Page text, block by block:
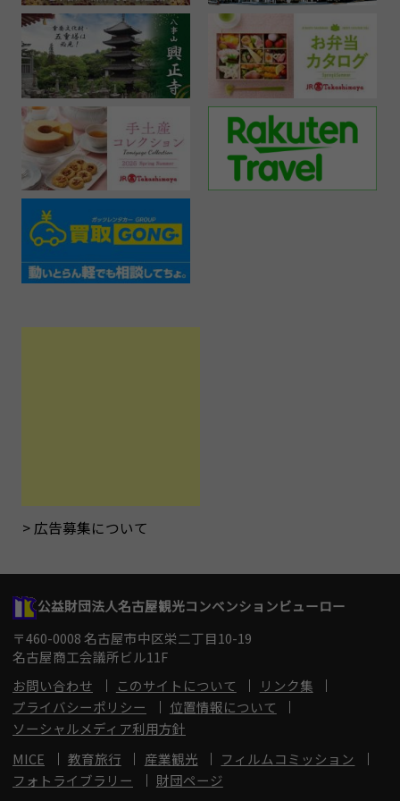
広告募集について
公益財団法人名古屋観光コンベンションビューロー
〒460-0008 名古屋市中区栄二丁目10-19
名古屋商工会議所ビル11F
お問い合わせ
このサイトについて
リンク集
プライバシーポリシー
位置情報について
ソーシャルメディア利用方針
MICE
教育旅行 産業観光
フィルムコミッション
フォトライブラリー
財団ページ